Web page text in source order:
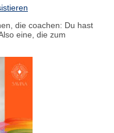
die coachen: Du hast
eine, die zum